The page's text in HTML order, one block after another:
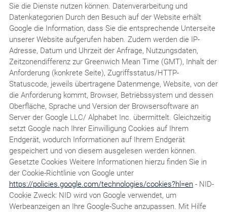
Sie die Dienste nutzen können. Datenverarbeitung und
Datenkategorien Durch den Besuch auf der Website erhält
Google die Information, dass Sie die entsprechende Unterseite
unserer Website aufgerufen haben. Zudem werden die IP-
Adresse, Datum und Uhrzeit der Anfrage, Nutzungsdaten,
Zeitzonendifferenz zur Greenwich Mean Time (GMT), Inhalt der
Anforderung (konkrete Seite), Zugriffsstatus/HTTP-
Statuscode, jeweils übertragene Datenmenge, Website, von der
die Anforderung kommt, Browser, Betriebssystem und dessen
Oberfläche, Sprache und Version der Browsersoftware an
Server der Google LLC/ Alphabet Inc. übermittelt. Gleichzeitig
setzt Google nach Ihrer Einwilligung Cookies auf Ihrem
Endgerät, wodurch Informationen auf Ihrem Endgerät
gespeichert und von diesem ausgelesen werden können.
Gesetzte Cookies Weitere Informationen hierzu finden Sie in
der Cookie-Richtlinie von Google unter
https://policies.google.com/technologies/cookies?hl=en- NID-
Cookie Zweck: NID wird von Google verwendet, um
Werbeanzeigen an Ihre Google-Suche anzupassen. Mit Hilfe